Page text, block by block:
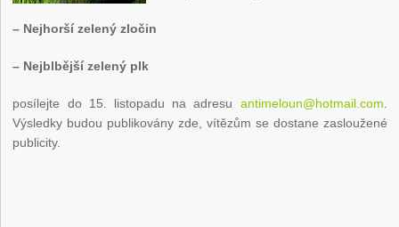
– Nejhorší zelený zločin
– Nejblbější zelený plk
posílejte do 15. listopadu na adresu antimeloun@hotmail.com.
Výsledky budou publikovány zde, vítězům se dostane zasloužené
publicity.